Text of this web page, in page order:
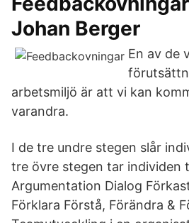
Johan Berger
En av de
arbetsmiljö är att vi kan
varandra.
I de tre undre stegen slår
tre övre stegen tar individen
Argumentation Dialog
Förklara Förstå, Förändra &